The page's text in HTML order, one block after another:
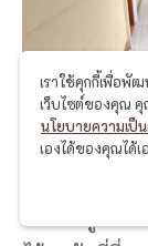
แถมภายในห้
เราใช้คุกกี้เพื่อพั
เว็บไซต์ของคุณ
นโยบายความเป็
เองได้ของคุณได้